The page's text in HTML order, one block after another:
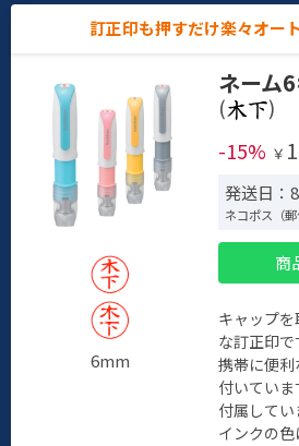
訂正印も押すだけ楽々オー
6mm
ネーム
(
)
-15% ￥
発送日：
ネコポス（郵
商
キャップ
な訂正印で
携帯に便
付いてい
付属してい
インクの色